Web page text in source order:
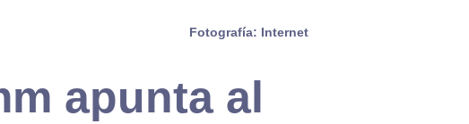
Fotografía: Internet
apunta al